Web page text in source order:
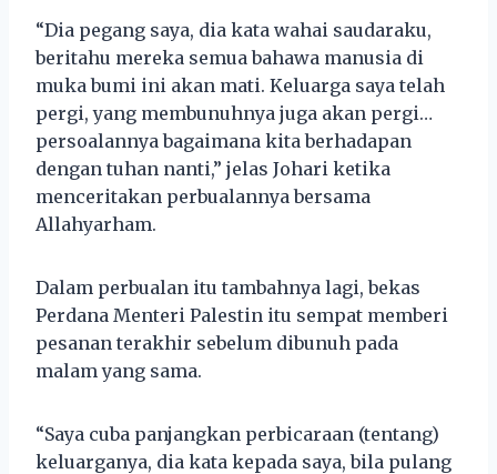
“Dia pegang saya, dia kata wahai saudaraku,
beritahu mereka semua bahawa manusia di
muka bumi ini akan mati. Keluarga saya telah
pergi, yang membunuhnya juga akan pergi…
persoalannya bagaimana kita berhadapan
dengan tuhan nanti,” jelas Johari ketika
menceritakan perbualannya bersama
Allahyarham.
Dalam perbualan itu tambahnya lagi, bekas
Perdana Menteri Palestin itu sempat memberi
pesanan terakhir sebelum dibunuh pada
malam yang sama.
“Saya cuba panjangkan perbicaraan (tentang)
keluarganya, dia kata kepada saya, bila pulang